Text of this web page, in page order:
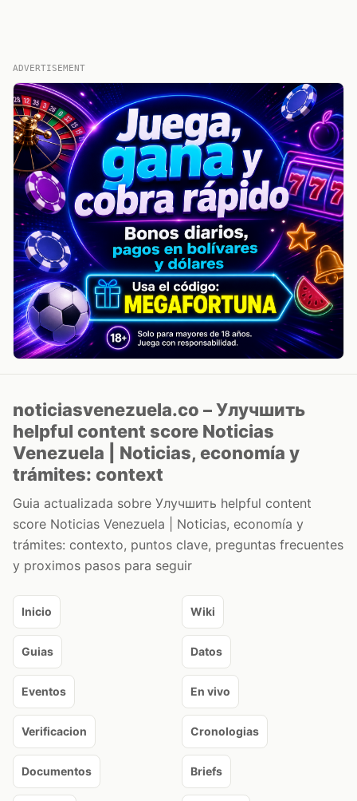
ADVERTISEMENT
noticiasvenezuela.co – Улучшить
helpful content score Noticias
Venezuela | Noticias, economía y
trámites: context
Guia actualizada sobre Улучшить helpful content
score Noticias Venezuela | Noticias, economía y
trámites: contexto, puntos clave, preguntas frecuentes
y proximos pasos para seguir
Inicio Wiki
Guias Datos
Eventos En vivo
Verificacion Cronologias
Documentos Briefs